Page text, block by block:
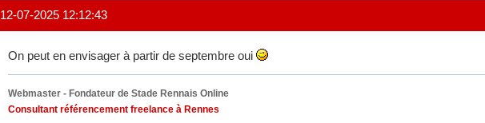
12-07-2025 12:12:43
On peut en envisager à partir de septembre oui
Webmaster - Fondateur de Stade Rennais Online
Consultant référencement freelance à Rennes